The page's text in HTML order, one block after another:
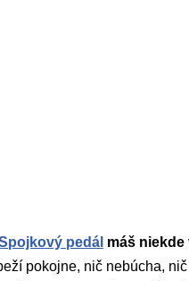
pedál máš
pokojne, nič nebúcha,